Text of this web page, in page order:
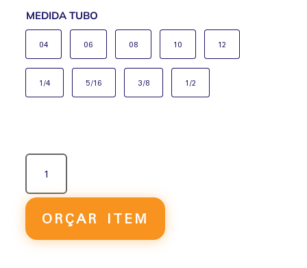
MEDIDA TUBO
04 06 08 10 12
1/4 5/16 3/8 1/2
UNIÃO
T
LATÃO
NIQUELADO
QUANTIDADE
ORÇAR ITEM